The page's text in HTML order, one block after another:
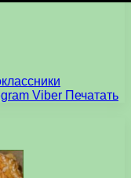
Viber Печатать